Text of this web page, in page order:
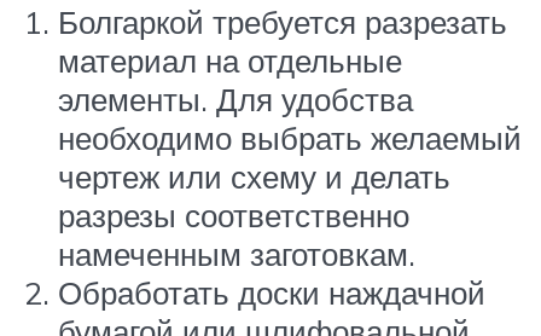
Болгаркой требуется разрезать
материал на отдельные
элементы. Для удобства
необходимо выбрать желаемый
чертеж или схему и делать
разрезы соответственно
намеченным заготовкам.
Обработать доски наждачной